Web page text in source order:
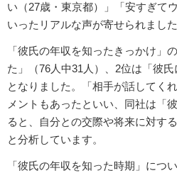
い（27歳・東京都）」「安すぎて
いったリアルな声が寄せられました
「彼氏の年収を知ったきっかけ」
た」（76人中31人）、2位は「彼氏
となりました。「相手が話してく
メントもあったといい、同社は「
ると、自分との交際や将来に対す
と分析しています。
「彼氏の年収を知った時期」につ